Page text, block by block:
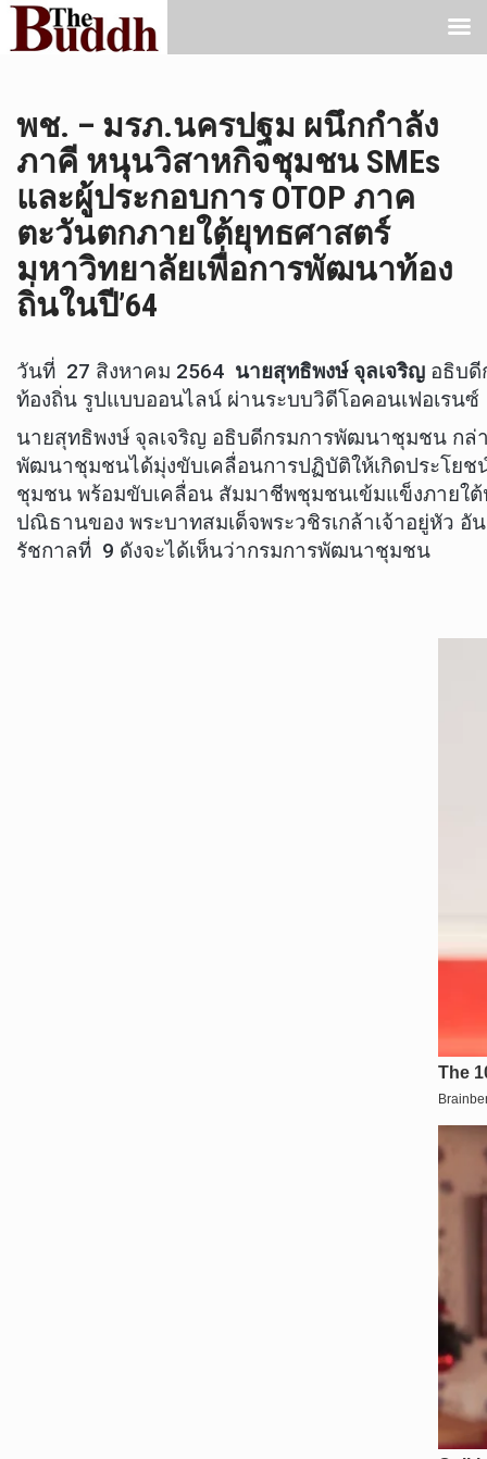
พช. – มรภ.นครปฐม ผนึกกำลัง
ภาคี หนุนวิสาหกิจชุมชน SMEs
และผู้ประกอบการ OTOP ภาค
ตะวันตกภายใต้ยุทธศาสตร์
มหาวิทยาลัยเพื่อการพัฒนาท้อง
ถิ่นในปี’64
วันที่ 27 สิงหาคม 2564 นายสุทธิพงษ์ จุลเจริญ อธิบดี
ท้องถิ่น รูปแบบออนไลน์ ผ่านระบบวิดีโอคอนเฟอเร
นายสุทธิพงษ์ จุลเจริญ อธิบดีกรมการพัฒนาชุมชน กล่
พัฒนาชุมชนได้มุ่งขับเคลื่อนการปฏิบัติให้เกิดประโย
ชุมชน พร้อมขับเคลื่อน สัมมาชีพชุมชนเข้มแข็งภายใต้
ปณิธานของ พระบาทสมเด็จพระวชิรเกล้าเจ้าอยู่หัว
รัชกาลที่ 9 ดังจะได้เห็นว่ากรมการพัฒนาชุมชน